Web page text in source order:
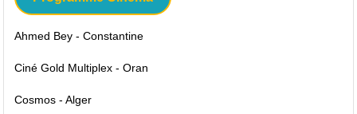
Ahmed Bey - Constantine
Ciné Gold Multiplex - Oran
Cosmos - Alger